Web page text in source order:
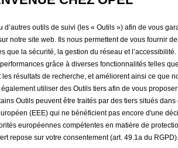
- AVANT
75,17 €
P
r
i
c
e
i
TTC/unité
-
+
Q
u
a
d’autres outils de suivi (les « Outils ») afin de vous
notre site web. Ils nous permettent de vous fournir
que la sécurité, la gestion du réseau et l’accessibilité.
grâce à diverses fonctionnalités telles
résultats de recherche, et améliorent ainsi ce que
utiliser des Outils tiers afin de vous
Outils peuvent être traités par des tiers situés dans
(EEE) qui ne bénéficient pas encore d'une
européennes compétentes en matière de
repose sur votre consentement (art. 49.1a du RGPD).